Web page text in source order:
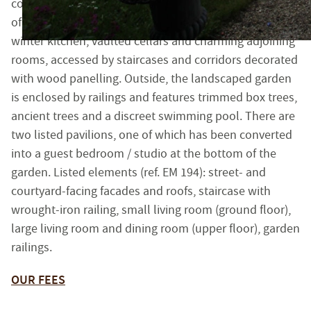
converted former stables. They house bedrooms (one
of which is a listed architectural gem), bathrooms, a
winter kitchen, vaulted cellars and charming adjoining
rooms, accessed by staircases and corridors decorated
with wood panelling. Outside, the landscaped garden
is enclosed by railings and features trimmed box trees,
ancient trees and a discreet swimming pool. There are
two listed pavilions, one of which has been converted
into a guest bedroom / studio at the bottom of the
garden. Listed elements (ref. EM 194): street- and
courtyard-facing facades and roofs, staircase with
wrought-iron railing, small living room (ground floor),
large living room and dining room (upper floor), garden
railings.
OUR FEES
Numéro individuel d'assujettissement à la TVA : FR 48
Réglementation :
Loi n° 70-9 du 2 janvier 1970 – Décret n° 2005-1315
SARL EMILE GARCIN PROVENCE, titulaire de la
Adhérent au Syndicat National des Professionnels
Garantie financière auprès de Q.B.E Europe SA/NV -
Honoraires de négociation : 6 % TTC (5 % + TVA 20
Le médiateur compétent en cas de litige est :
https://recevabilite-mediations.medimmoconso.fr-
1 rue du 4 septembre - 13100 Aix-en-Provence